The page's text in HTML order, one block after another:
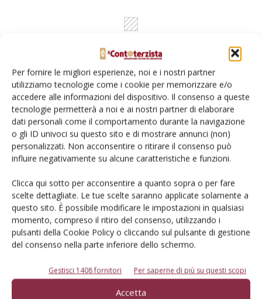
Per fornire le migliori esperienze, noi e i nostri partner
utilizziamo tecnologie come i cookie per memorizzare e/o
accedere alle informazioni del dispositivo. Il consenso a queste
tecnologie permetterà a noi e ai nostri partner di elaborare
dati personali come il comportamento durante la navigazione
o gli ID univoci su questo sito e di mostrare annunci (non)
personalizzati. Non acconsentire o ritirare il consenso può
influire negativamente su alcune caratteristiche e funzioni.
Clicca qui sotto per acconsentire a quanto sopra o per fare
scelte dettagliate. Le tue scelte saranno applicate solamente a
questo sito. È possibile modificare le impostazioni in qualsiasi
momento, compreso il ritiro del consenso, utilizzando i
pulsanti della Cookie Policy o cliccando sul pulsante di gestione
del consenso nella parte inferiore dello schermo.
Gestisci 1408 fornitori Per saperne di più su questi scopi
Accetta
Rimani aggiornato sul mondo
dell’agricoltura
Iscriviti alle nostre newsletter